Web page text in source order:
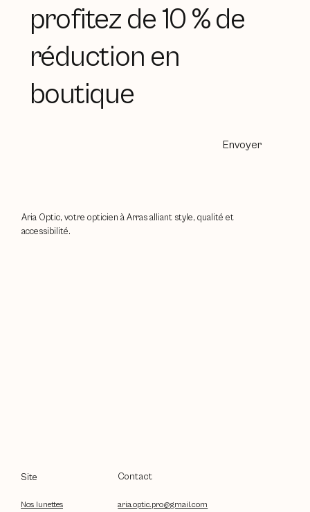
profitez de 10 % de
réduction en
boutique
Envoyer
Aria Optic, votre opticien à Arras alliant style, qualité et
accessibilité.
Site
Nos lunettes
Contact
aria.optic.pro@gmail.com